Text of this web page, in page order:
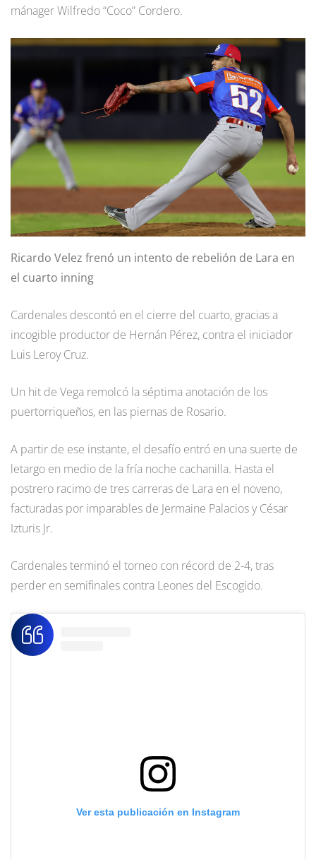
mánager Wilfredo “Coco” Cordero.
Ricardo Velez frenó un intento de rebelión de Lara en
el cuarto inning
Cardenales descontó en el cierre del cuarto, gracias a
incogible productor de Hernán Pérez, contra el iniciador
Luis Leroy Cruz.
Un hit de Vega remolcó la séptima anotación de los
puertorriqueños, en las piernas de Rosario.
A partir de ese instante, el desafío entró en una suerte de
letargo en medio de la fría noche cachanilla. Hasta el
postrero racimo de tres carreras de Lara en el noveno,
facturadas por imparables de Jermaine Palacios y César
Izturis Jr.
Cardenales terminó el torneo con récord de 2-4, tras
perder en semifinales contra Leones del Escogido.
Ver esta publicación en Instagram